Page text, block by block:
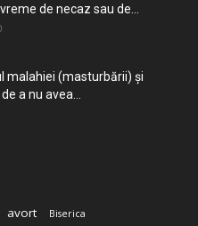
de necaz sau de...
malahiei (masturbării) şi
a nu avea...
avort Biserica